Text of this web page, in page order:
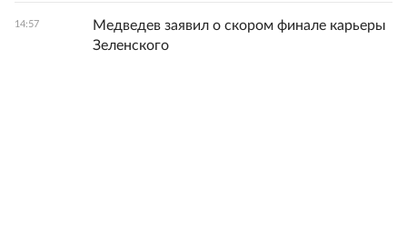
14:57
Медведев заявил о скором финале карьеры
Зеленского